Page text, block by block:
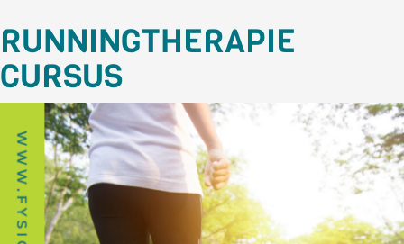
RUNNINGTHERAPIE
CURSUS